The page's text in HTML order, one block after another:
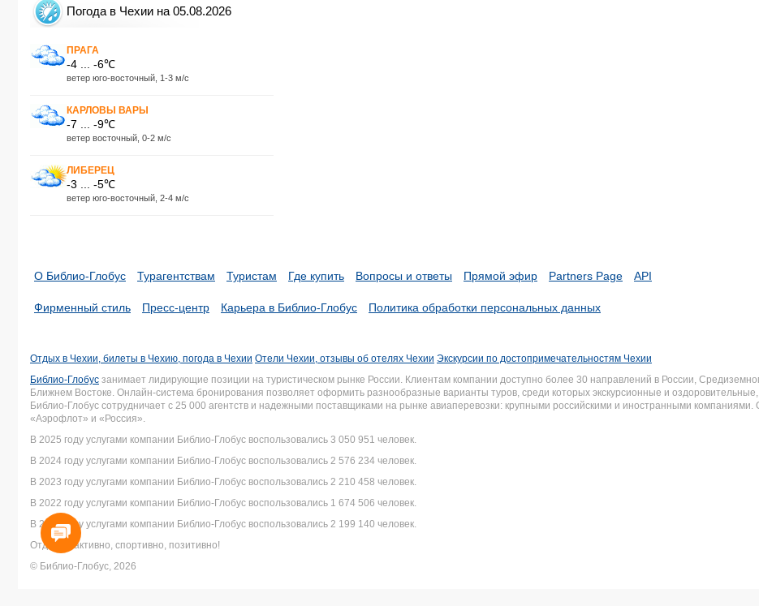
Погода в Чехии на 05.08.2026
ПРАГА
-4 ... -6℃
ветер юго-восточный, 1-3 м/с
КАРЛОВЫ ВАРЫ
-7 ... -9℃
ветер восточный, 0-2 м/с
ЛИБЕРЕЦ
-3 ... -5℃
ветер юго-восточный, 2-4 м/с
О Библио-Глобус Турагентствам Туристам Где купить Вопросы и ответы Прямой эфир Partners Page API
Фирменный стиль Пресс-центр Карьера в Библио-Глобус Политика обработки персональных данных
Отдых в Чехии, билеты в Чехию, погода в Чехии Отели Чехии, отзывы об отелях Чехии Экскурсии по достопримечательностям Чехии
Библио-Глобус занимает лидирующие позиции на туристическом рынке России. Клиентам компании доступно более 30 направлений в России,
Ближнем Востоке. Онлайн-система бронирования позволяет оформить разнообразные варианты туров, среди которых экскурсионные и
Библио-Глобус сотрудничает с 25 000 агентств и надежными поставщиками на рынке авиаперевозки: крупными российскими и иностранными
«Аэрофлот» и «Россия».
В 2025 году услугами компании Библио-Глобус воспользовались 3 050 951 человек.
В 2024 году услугами компании Библио-Глобус воспользовались 2 576 234 человек.
В 2023 году услугами компании Библио-Глобус воспользовались 2 210 458 человек.
В 2022 году услугами компании Библио-Глобус воспользовались 1 674 506 человек.
В 2021 году услугами компании Библио-Глобус воспользовались 2 199 140 человек.
Отдыхай активно, спортивно, позитивно!
© Библио-Глобус, 2026